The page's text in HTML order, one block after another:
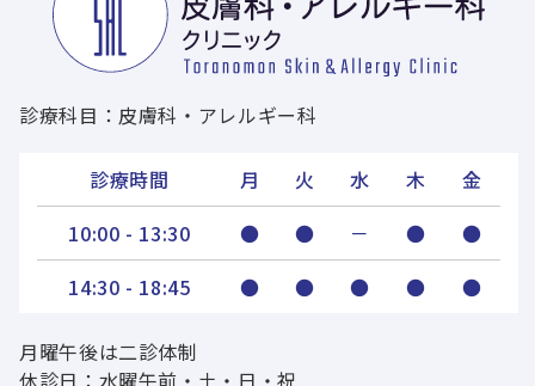
診療科目：皮膚科・アレルギー科
診療時間 月 火 水 木
金
10:00 - 13:30
● ● － ●
●
14:30 - 18:45
● ● ● ● ●
月曜午後は二診体制
休診日：水曜午前・土・日・祝